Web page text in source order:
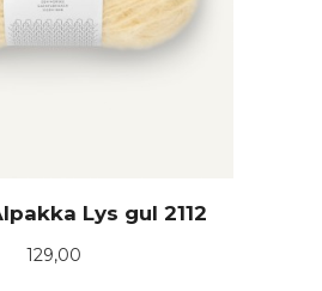
Lys gul 2112
Pris
129,00